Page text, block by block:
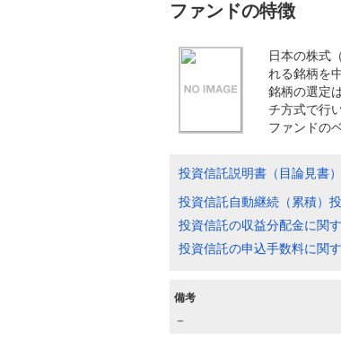
ファンドの特徴
日本の株式
れる銘柄を
銘柄の選定
チ方式で行
ファンドの
投資信託説明書（目論見書）
投資信託自動継続（累積）
投資信託の収益分配金に関
投資信託の申込手数料に関
備考
－